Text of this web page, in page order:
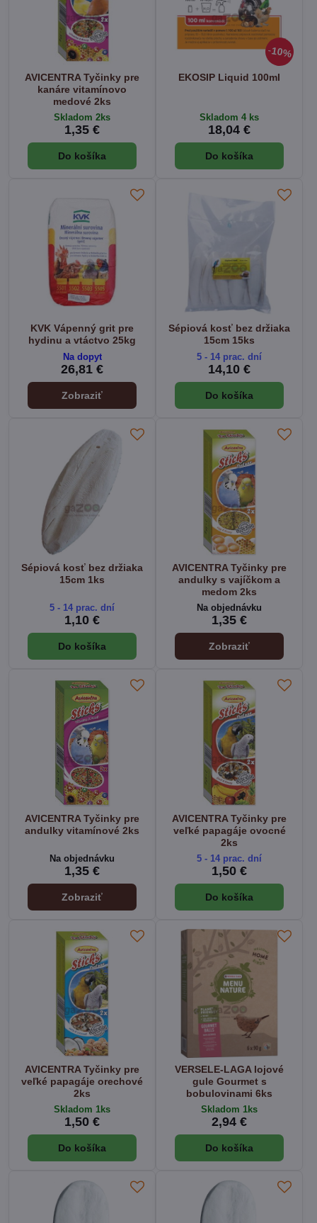
AVICENTRA Tyčinky pre
kanáre vitamínovo
medové 2ks
Skladom 2ks
1,35 €
Do košíka
10%
EKOSIP Liquid 100ml
Skladom 4 ks
18,04 €
Do košíka
KVK Vápenný grit pre
hydinu a vtáctvo 25kg
Na dopyt
26,81 €
Zobraziť
Sépiová kosť bez držiaka
15cm 15ks
5 - 14 prac. dní
14,10 €
Do košíka
Sépiová kosť bez držiaka
15cm 1ks
5 - 14 prac. dní
1,10 €
Do košíka
AVICENTRA Tyčinky pre
andulky s vajíčkom a
medom 2ks
Na objednávku
1,35 €
Zobraziť
AVICENTRA Tyčinky pre
andulky vitamínové 2ks
Na objednávku
1,35 €
Zobraziť
AVICENTRA Tyčinky pre
veľké papagáje ovocné
2ks
5 - 14 prac. dní
1,50 €
Do košíka
AVICENTRA Tyčinky pre
veľké papagáje orechové
2ks
Skladom 1ks
1,50 €
Do košíka
VERSELE-LAGA lojové
gule Gourmet s
bobulovinami 6ks
Skladom 1ks
2,94 €
Do košíka